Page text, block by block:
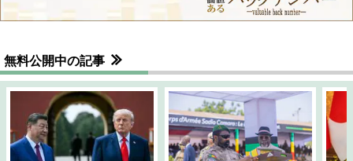
無料公開中の記事